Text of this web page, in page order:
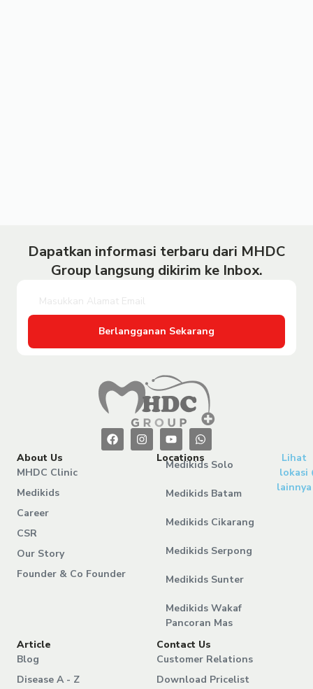
Dapatkan informasi terbaru dari MHDC
Group langsung dikirim ke Inbox.
Berlangganan Sekarang
About Us
MHDC Clinic
Medikids
Career
CSR
Our Story
Founder & Co Founder
Locations
Medikids Solo
Medikids Batam
Medikids Cikarang
Medikids Serpong
Medikids Sunter
Medikids Wakaf
Pancoran Mas
Lihat
lokasi
lainnya
Article
Blog
Disease A - Z
Contact Us
Customer Relations
Download Pricelist